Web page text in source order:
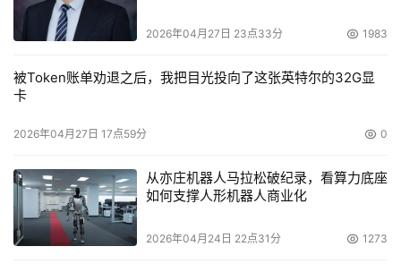
2026年04月27日 23点33分 1983
被Token账单劝退之后，我把目光投向了这张英特尔的32G显
卡
2026年04月27日 17点59分 0
从亦庄机器人马拉松破纪录，看算力底座
如何支撑人形机器人商业化
2026年04月24日 22点31分 1273